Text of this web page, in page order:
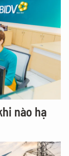
nào hạ